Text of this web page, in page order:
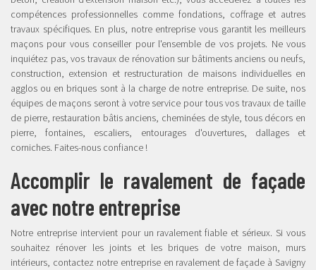
compétences professionnelles comme fondations, coffrage et autres
travaux spécifiques. En plus, notre entreprise vous garantit les meilleurs
maçons pour vous conseiller pour l'ensemble de vos projets. Ne vous
inquiétez pas, vos travaux de rénovation sur bâtiments anciens ou neufs,
construction, extension et restructuration de maisons individuelles en
agglos ou en briques sont à la charge de notre entreprise. De suite, nos
équipes de maçons seront à votre service pour tous vos travaux de taille
de pierre, restauration bâtis anciens, cheminées de style, tous décors en
pierre, fontaines, escaliers, entourages d'ouvertures, dallages et
corniches. Faites-nous confiance !
Accomplir le ravalement de façade
avec notre entreprise
Notre entreprise intervient pour un ravalement fiable et sérieux. Si vous
souhaitez rénover les joints et les briques de votre maison, murs
intérieurs, contactez notre entreprise en ravalement de façade à Savigny